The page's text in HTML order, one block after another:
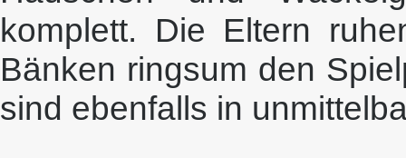
komplett. Die Eltern
Bänken ringsum den
sind ebenfalls in